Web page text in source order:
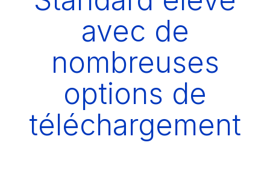
avec de
nombreuses
options de
téléchargement